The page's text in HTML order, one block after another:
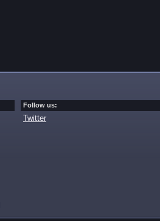
Follow us:
Twitter